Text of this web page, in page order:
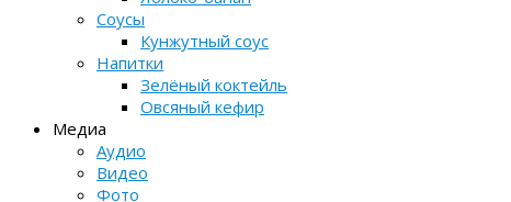
Соусы
Кунжутный соус
Напитки
Зелёный коктейль
Овсяный кефир
Медиа
Аудио
Видео
Фото